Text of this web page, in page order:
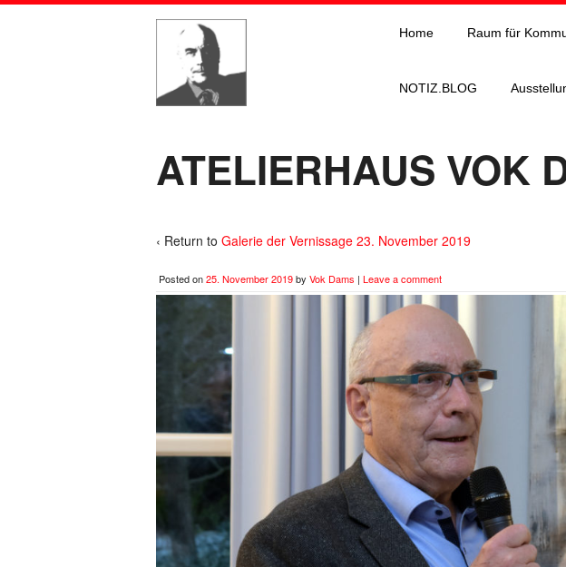
Home Raum für
NOTIZ.BLOG
ATELIERHAUS VOK
‹ Return to Galerie der Vernissage 23. November 2019
Posted on25. November 2019by Vok Dams | Leave a comment